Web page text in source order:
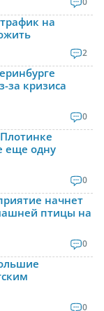
на
2
за кризиса
0
еще одну
0
начнет
птицы на
0
0